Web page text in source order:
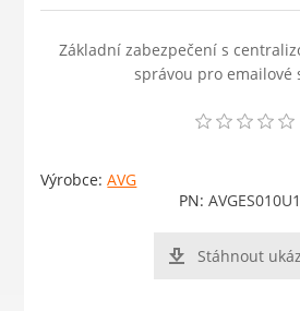
Základní zabezpečení s
správou pro emailové
Výrobce: AVG
PN:
Stáhnout